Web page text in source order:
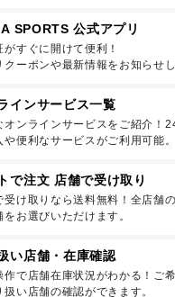
SPORTS 公式アプリ
がすぐに開けて便利！
クーポンや最新情報をお知らせし
インサービス一覧
オンラインサービスをご紹介！
や便利なサービスがご利用可能。
で注文 店舗で受け取り
受け取りなら送料無料！全店舗
をお選びいただけます。
い店舗・在庫確認
作で店舗在庫状況がわかる！ご
扱い店舗の確認ができます。